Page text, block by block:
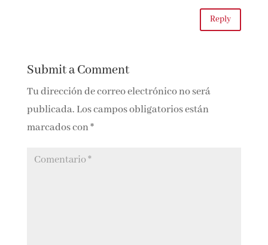
Reply
Submit a Comment
Tu dirección de correo electrónico no será
publicada. Los campos obligatorios están
marcados con*